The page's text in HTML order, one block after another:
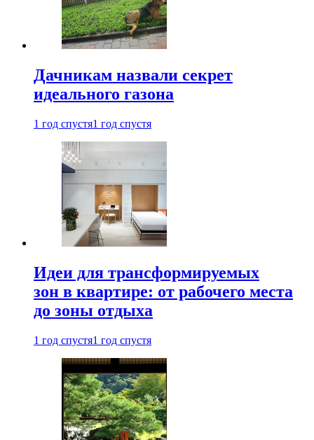
Дачникам назвали секрет
идеального газона
1 год спустя1 год спустя
Идеи для трансформируемых
зон в квартире: от рабочего места
до зоны отдыха
1 год спустя1 год спустя